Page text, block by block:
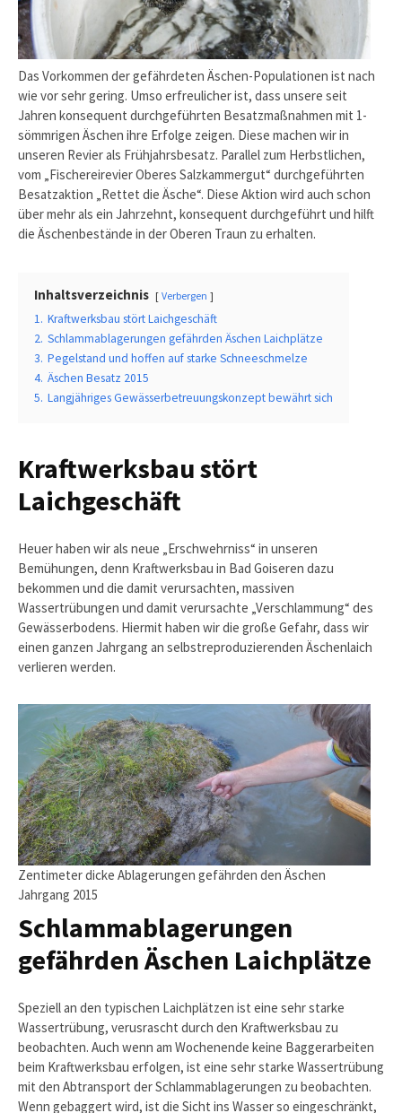
Das Vorkommen der gefährdeten Äschen-Populationen ist nach
wie vor sehr gering. Umso erfreulicher ist, dass unsere seit
Jahren konsequent durchgeführten Besatzmaßnahmen mit 1-
sömmrigen Äschen ihre Erfolge zeigen. Diese machen wir in
unseren Revier als Frühjahrsbesatz. Parallel zum Herbstlichen,
vom „Fischereirevier Oberes Salzkammergut“ durchgeführten
Besatzaktion „Rettet die Äsche“. Diese Aktion wird auch schon
über mehr als ein Jahrzehnt, konsequent durchgeführt und hilft
die Äschenbestände in der Oberen Traun zu erhalten.
Inhaltsverzeichnis Verbergen
1. Kraftwerksbau stört Laichgeschäft
2. Schlammablagerungen gefährden Äschen Laichplätze
3. Pegelstand und hoffen auf starke Schneeschmelze
4. Äschen Besatz 2015
5. Langjähriges Gewässerbetreuungskonzept bewährt sich
Kraftwerksbau stört
Laichgeschäft
Heuer haben wir als neue „Erschwehrniss“ in unseren
Bemühungen, denn Kraftwerksbau in Bad Goiseren dazu
bekommen und die damit verursachten, massiven
Wassertrübungen und damit verursachte „Verschlammung“ des
Gewässerbodens. Hiermit haben wir die große Gefahr, dass wir
einen ganzen Jahrgang an selbstreproduzierenden Äschenlaich
verlieren werden.
Zentimeter dicke Ablagerungen gefährden den Äschen
Jahrgang 2015
Schlammablagerungen
gefährden Äschen Laichplätze
Speziell an den typischen Laichplätzen ist eine sehr starke
Wassertrübung, verusrascht durch den Kraftwerksbau zu
beobachten. Auch wenn am Wochenende keine Baggerarbeiten
beim Kraftwerksbau erfolgen, ist eine sehr starke Wassertrübung
mit den Abtransport der Schlammablagerungen zu beobachten.
Wenn gebaggert wird, ist die Sicht ins Wasser so eingeschränkt,